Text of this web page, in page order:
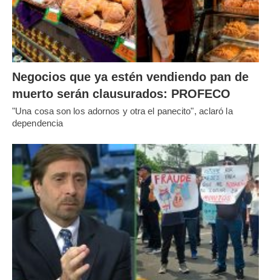
Negocios que ya estén vendiendo pan de
muerto serán clausurados: PROFECO
"Una cosa son los adornos y otra el panecito", aclaró la
dependencia